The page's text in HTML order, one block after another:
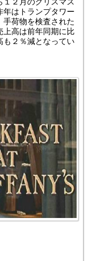
１２月のクリスマス
年はトランプタワー
荷物を検査された
上高は前年同期に比
も２％減となってい